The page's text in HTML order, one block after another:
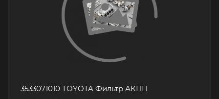
3533071010 TOYOTA Фильтр АКПП